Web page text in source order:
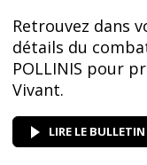
Retrouvez dans
détails du
POLLINIS pour
Vivant.
LIRE LE BULLETIN